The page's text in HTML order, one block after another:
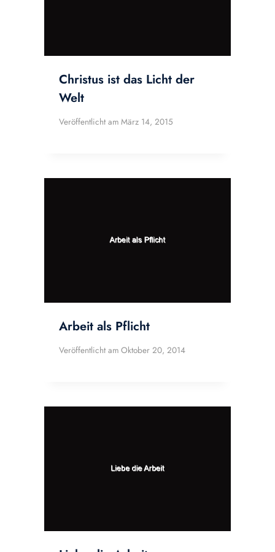
Christus ist das Licht der
Welt
Veröffentlicht am März 14, 2015
Arbeit als Pflicht
Veröffentlicht am Oktober 20, 2014